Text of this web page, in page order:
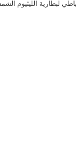
لبطارية الليثيوم